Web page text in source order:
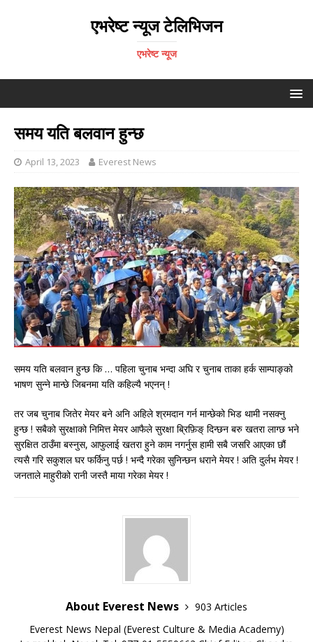
एभरेष्ट न्यूज टेलिभिजन
एभरेष्ट न्यूज
समय यति बलवान हुन्छ
April 13, 2023 Everest News
समय यति बलवान हुन्छ कि … पहिला चुनाब भन्दा अघि र चुनाब ताका हर्क साम्पाङ्को
भाषण सुन्ने मान्छे जिबनमा यति कहिल्यै भएनन् !
तर जब चुनाब जितेर मेयर बने अनि अहिले श्रमदान गर्न मान्छेको भिड थामी नसक्नु
हुन्छ ! सबैको सुरक्षाको निमित्त मेयर आफैले सुरक्षा ब्रिफ़िङ् दिन्छन बरु खतरा लाग्छ भने
सुरक्षित ठाउँमा बस्नुस, आफुलाई खतरा हुने काम नगर्नुस हामी सबै जसरि आएका छौं
त्यसै गरि सकुशल घर फर्किनु पर्छ ! भन्दै गरेका सुनिन्छन धराने मेयर ! अति दुर्लभ मेयर !
जनताले माहुरीको रानी जस्तै माया गरेका मेयर !
About Everest News
903 Articles
Everest News Nepal (Everest Culture & Media Academy)